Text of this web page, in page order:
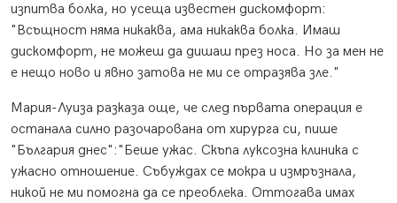
изпитва болка, но усеща известен дискомфорт:
"Всъщност няма никаква, ама никаква болка. Имаш
дискомфорт, не можеш да дишаш през носа. Но за мен не
е нещо ново и явно затова не ми се отразява зле."
Мария-Луиза разказа още, че след първата операция е
останала силно разочарована от хирурга си, пише
"България днес":"Беше ужас. Скъпа луксозна клиника с
ужасно отношение. Събуждах се мокра и измръзнала,
никой не ми помогна да се преоблека. Оттогава имах